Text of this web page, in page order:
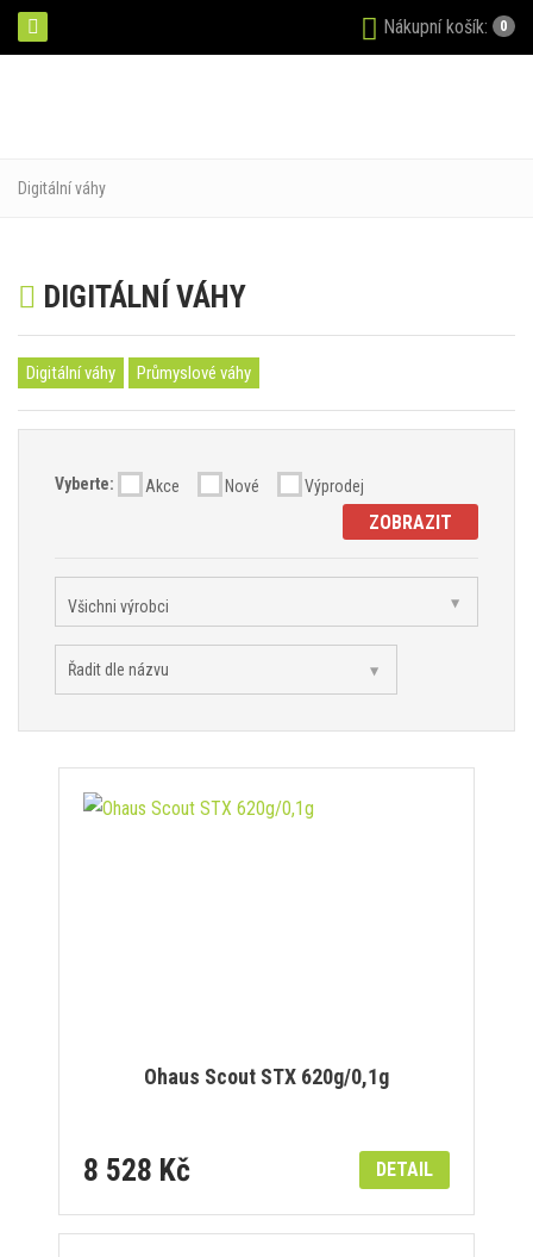
Nákupní košík: 0
Digitální váhy
DIGITÁLNÍ VÁHY
Digitální váhy Průmyslové váhy
Vyberte: Akce Nové Výprodej
ZOBRAZIT
Ohaus Scout STX 620g/0,1g
8 528 Kč DETAIL